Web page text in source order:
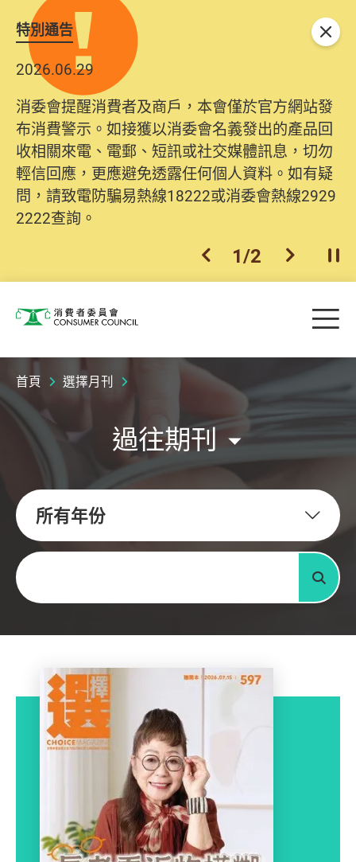
特別通告
2026.06.29
消委會提醒消費者及商戶，本會僅於官方網站發
布消費警示。如接獲以消委會名義發出的產品回
收相關來電、電郵、短訊或社交媒體訊息，切勿
輕信回應，更應避免透露任何個人資料。如有疑
問，請致電防騙易熱線18222或消委會熱線2929
2222查詢。
上一個
1/2 下一個開
關閉
消費者委員會 目
首頁 選擇月刊
過往期刊
所有年份
關鍵字
搜尋